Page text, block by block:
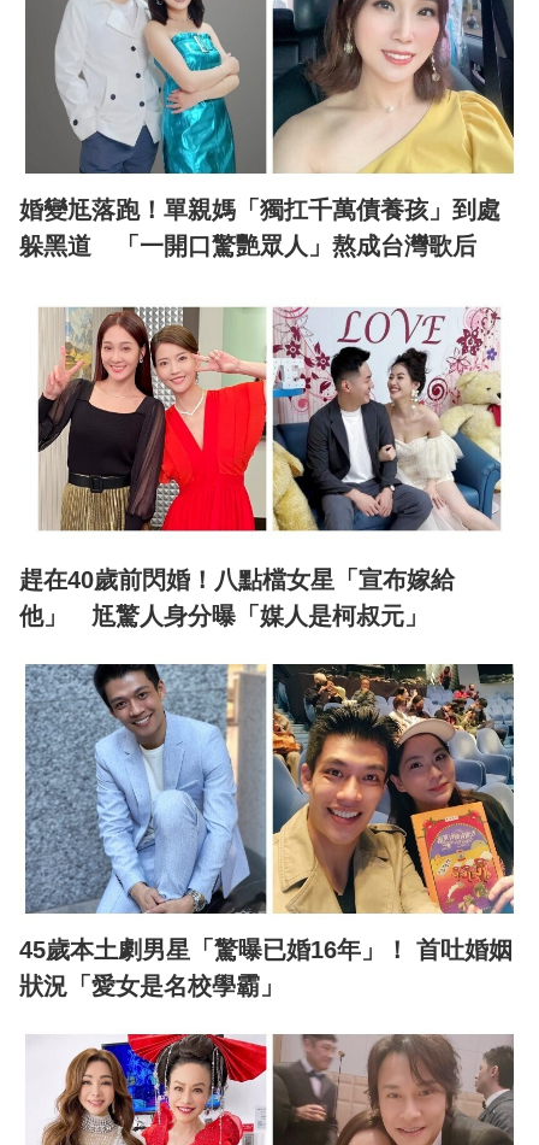
婚變尪落跑！單親媽「獨扛千萬債養孩」到處
躲黑道 「一開口驚艷眾人」熬成台灣歌后
趕在40歲前閃婚！八點檔女星「宣布嫁給
他」 尪驚人身分曝「媒人是柯叔元」
45歲本土劇男星「驚曝已婚16年」！ 首吐婚姻
狀況「愛女是名校學霸」